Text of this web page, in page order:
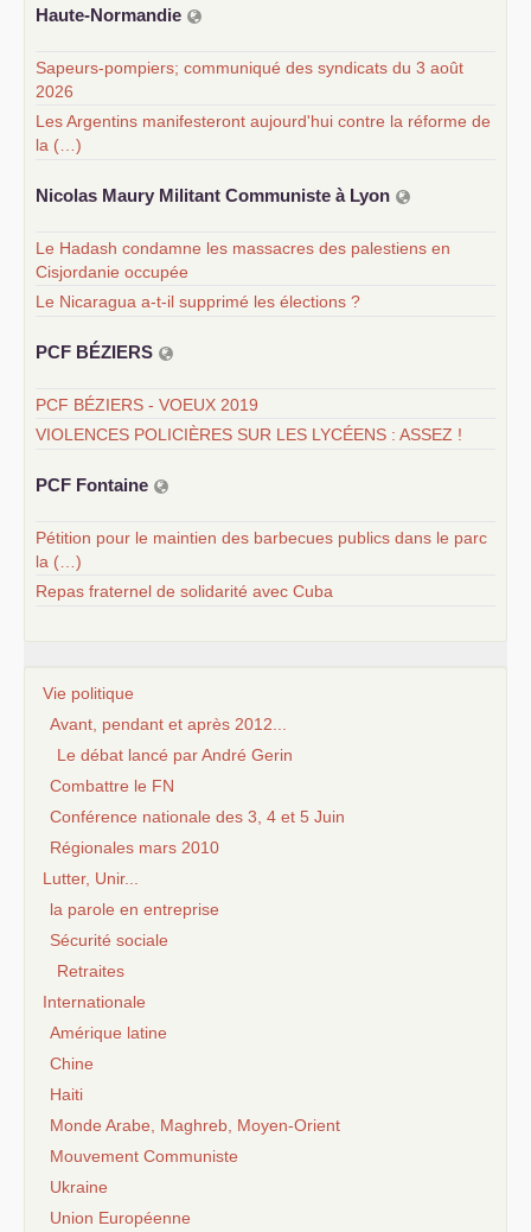
Haute-Normandie
Sapeurs-pompiers; communiqué des syndicats du 3 août
2026
Les Argentins manifesteront aujourd'hui contre la réforme de
la (…)
Nicolas Maury Militant Communiste à Lyon
Le Hadash condamne les massacres des palestiens en
Cisjordanie occupée
Le Nicaragua a-t-il supprimé les élections ?
PCF BÉZIERS
PCF BÉZIERS - VOEUX 2019
VIOLENCES POLICIÈRES SUR LES LYCÉENS : ASSEZ !
PCF Fontaine
Pétition pour le maintien des barbecues publics dans le parc
la (…)
Repas fraternel de solidarité avec Cuba
Vie politique
Avant, pendant et après 2012...
Le débat lancé par André Gerin
Combattre le FN
Conférence nationale des 3, 4 et 5 Juin
Régionales mars 2010
Lutter, Unir...
la parole en entreprise
Sécurité sociale
Retraites
Internationale
Amérique latine
Chine
Haiti
Monde Arabe, Maghreb, Moyen-Orient
Mouvement Communiste
Ukraine
Union Européenne